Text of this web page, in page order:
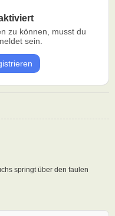
zu können, musst du
sein.
springt über den faulen